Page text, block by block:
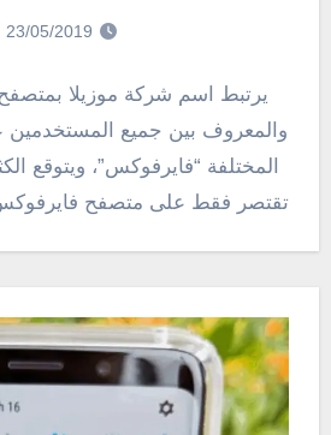
23/05/2019
يرتبط اسم شركة موزيلا بمتصفح
والمعروف بين جميع المستخدمين
المختلفة “فايرفوكس”، ويتوقع
تقتصر فقط على متصفح